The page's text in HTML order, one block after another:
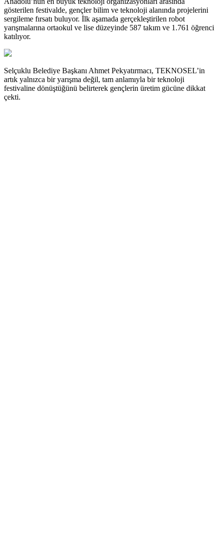
gösterilen festivalde, gençler bilim ve teknoloji alanında projelerini
sergileme fırsatı buluyor. İlk aşamada gerçekleştirilen robot
yarışmalarına ortaokul ve lise düzeyinde 587 takım ve 1.761 öğrenci
katılıyor.
Selçuklu Belediye Başkanı Ahmet Pekyatırmacı, TEKNOSEL’in
artık yalnızca bir yarışma değil, tam anlamıyla bir teknoloji
festivaline dönüştüğünü belirterek gençlerin üretim gücüne dikkat
çekti.